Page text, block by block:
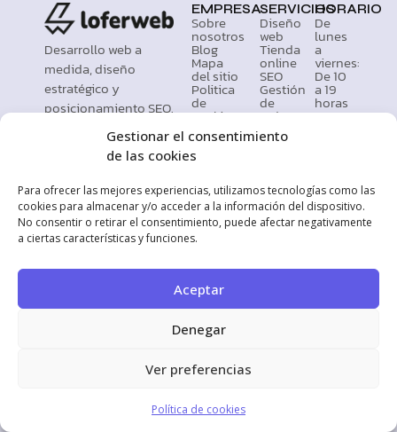
Gestionar el consentimiento
de las cookies
Para ofrecer las mejores experiencias, utilizamos tecnologías como las
cookies para almacenar y/o acceder a la información del dispositivo.
No consentir o retirar el consentimiento, puede afectar negativamente
a ciertas características y funciones.
Aceptar
Denegar
Ver preferencias
Política de cookies
Desarrollo web a
medida, diseño
estratégico y
posicionamiento SEO.
© 2026 Loferweb
EMPRESA
Sobre
nosotros
Blog
Mapa
del sitio
Politica
de
cookies
Política
de
privacidad
y
condiciones
SERVICIOS
Diseño
web
Tienda
online
SEO
Gestión
de
redes
sociales
HORARIO
De
lunes
a
viernes:
De 10
a 19
horas
+34
Rañadero
1,
Ponferrada,
24401
(España)